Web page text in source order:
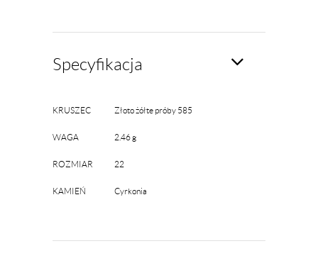
Specyfikacja
KRUSZEC Złoto żółte próby 585
WAGA 2.46 g
ROZMIAR 22
KAMIEŃ Cyrkonia